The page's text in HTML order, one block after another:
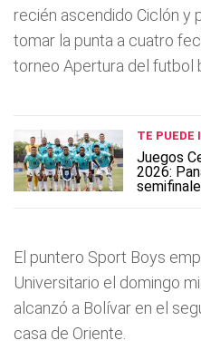
recién ascendido Ciclón y
tomar la punta a cuatro
torneo Apertura del futbol
TE PUEDE
Juegos
2026:
El puntero Sport Boys
Universitario el domingo
alcanzó a Bolívar en el
casa de Oriente.